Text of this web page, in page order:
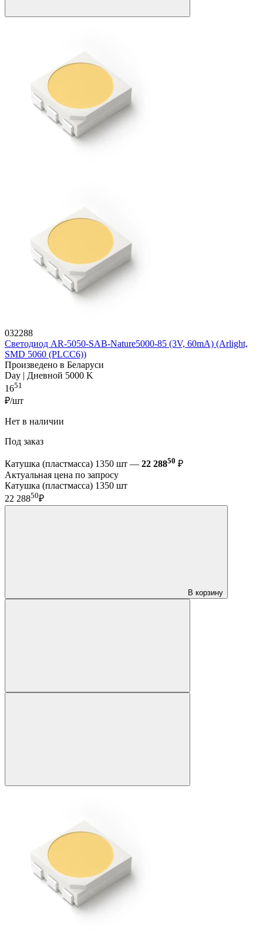
032288
Светодиод AR-5050-SAB-Nature5000-85 (3V, 60mA) (Arlight,
SMD 5060 (PLCC6))
Произведено в Беларуси
Day | Дневной 5000 K
1651
₽/шт
Нет в наличии
Под заказ
Катушка (пластмасса) 1350 шт — 22 28850 ₽
Актуальная цена по запросу
Катушка (пластмасса) 1350 шт
22 28850₽
В корзину